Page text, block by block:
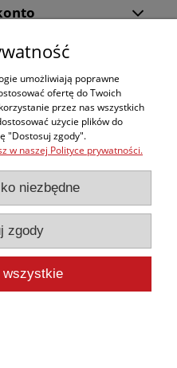
strony
Shoper.pl
umożliwiają poprawne
ofertę do Twoich
przez nas wszystkich
użycie plików do
"Dostosuj zgody".
w naszej Polityce prywatności.
niezbędne
zgody
wszystkie